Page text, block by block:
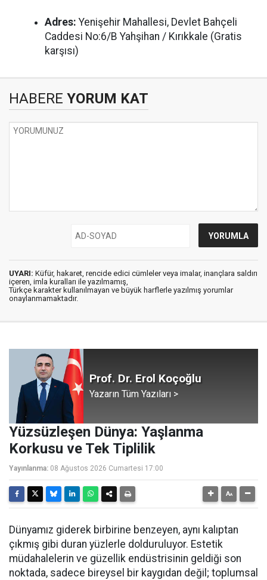
Adres: Yenişehir Mahallesi, Devlet Bahçeli
Caddesi No:6/B Yahşihan / Kırıkkale (Gratis
karşısı)
HABERE YORUM KAT
UYARI: Küfür, hakaret, rencide edici cümleler veya imalar, inançlara saldırı
içeren, imla kuralları ile yazılmamış,
Türkçe karakter kullanılmayan ve büyük harflerle yazılmış yorumlar
onaylanmamaktadır.
Prof. Dr. Erol Koçoğlu
Yazarın Tüm Yazıları >
Yüzsüzleşen Dünya: Yaşlanma
Korkusu ve Tek Tiplilik
Yayınlanma: 08 Ağustos 2026 Cumartesi 17:00
Dünyamız giderek birbirine benzeyen, aynı kalıptan
çıkmış gibi duran yüzlerle dolduruluyor. Estetik
müdahalelerin ve güzellik endüstrisinin geldiği son
noktada, sadece bireysel bir kaygıdan değil; toplumsal